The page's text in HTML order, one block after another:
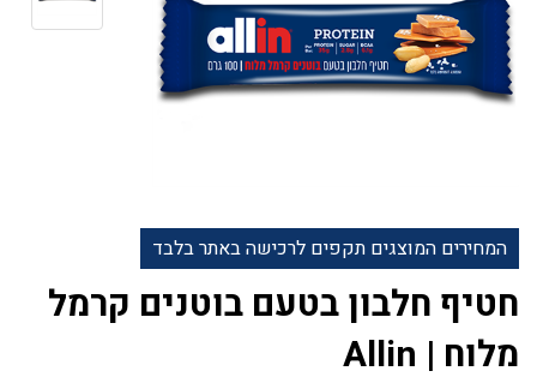
המחירים המוצגים תקפים לרכישה באתר בלבד
חטיף חלבון בטעם בוטנים קרמל
מלוח | Allin